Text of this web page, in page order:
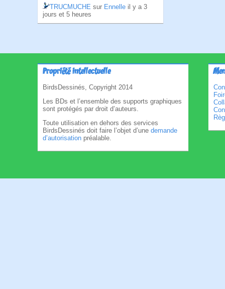
TRUCMUCHE sur Ennelle il y a 3
jours et 5 heures
Propriété intellectuelle
BirdsDessinés, Copyright 2014
Les BDs et l’ensemble des supports graphiques
sont protégés par droit d’auteurs.
Toute utilisation en dehors des services
BirdsDessinés doit faire l’objet d’une demande
d’autorisation préalable.